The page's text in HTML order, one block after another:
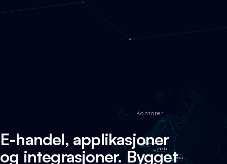
Stavanger
Norge
Vilnius
Litauen
Tranås
E-handel, applikasjoner
og integrasjoner. Bygget
Kontorer